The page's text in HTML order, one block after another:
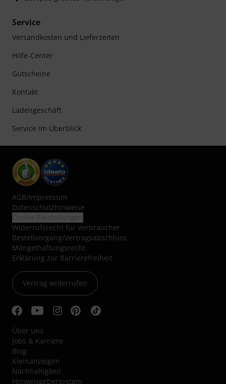
Service
Versandkosten und Lieferzeiten
Hilfe-Center
Gutscheine
Kontakt
Ladengeschäft
Service im Überblick
AGB/Impressum
Datenschutzhinweise
Widerrufsrecht für Verbraucher
Bestellvorgang/Vertragsabschluss
Mängelhaftungsrecht
Erklärung zur Barrierefreiheit
Vertrag widerrufen
Über uns
Jobs & Karriere
Blog
Kleinanzeigen
Nachhaltigkeit
Hinweisgebersystem